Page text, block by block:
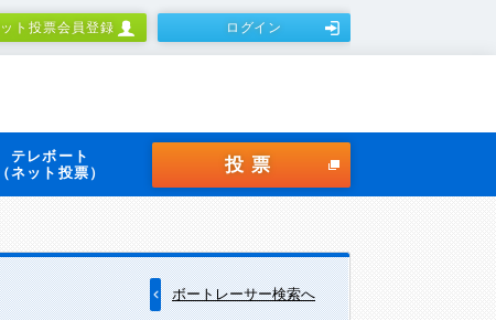
ト投票会員登録 ログイン
テレボート
（ネット投票）
投票
ボートレーサー検索へ